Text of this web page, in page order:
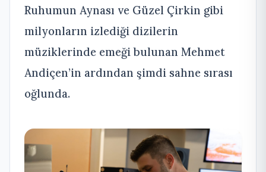
Ruhumun Aynası ve Güzel Çirkin gibi
milyonların izlediği dizilerin
müziklerinde emeği bulunan Mehmet
Andiçen’in ardından şimdi sahne sırası
oğlunda.